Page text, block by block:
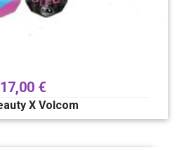
€
X Volcom